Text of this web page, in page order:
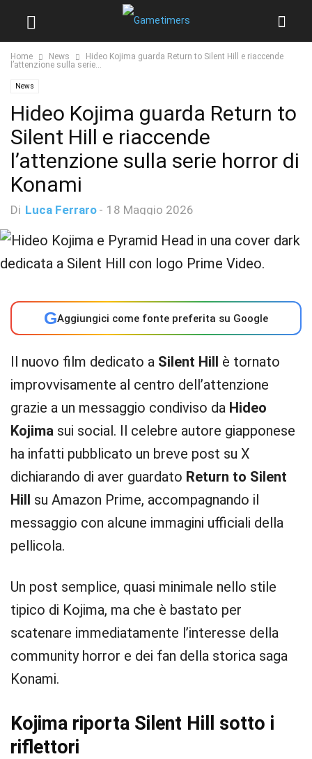
Home News
Hideo Kojima guarda Return to Silent Hill e riaccende
l’attenzione sulla serie...
News
Hideo Kojima guarda Return to
Silent Hill e riaccende
l’attenzione sulla serie horror di
Konami
Di Luca Ferraro - 18 Maggio 2026
GAggiungici come fonte preferita su Google
Il nuovo film dedicato a Silent Hill è tornato
improvvisamente al centro dell’attenzione
grazie a un messaggio condiviso da Hideo
Kojima sui social. Il celebre autore giapponese
ha infatti pubblicato un breve post su X
dichiarando di aver guardato Return to Silent
Hill su Amazon Prime, accompagnando il
messaggio con alcune immagini ufficiali della
pellicola.
Un post semplice, quasi minimale nello stile
tipico di Kojima, ma che è bastato per
scatenare immediatamente l’interesse della
community horror e dei fan della storica saga
Konami.
Kojima riporta Silent Hill sotto i
riflettori